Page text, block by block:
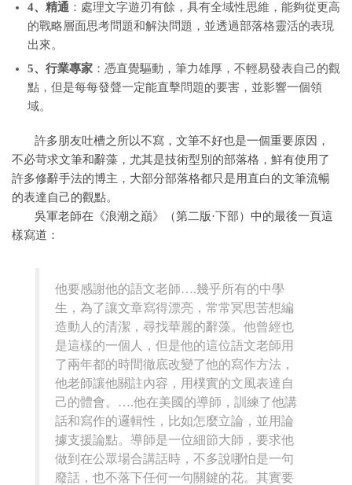
4、精通 ：處理文字遊刃有餘，具有全域性思維，能夠從更高
的戰略層面思考問題和解決問題，並透過部落格靈活的表現
出來。
5、行業專家 ：憑直覺驅動，筆力雄厚，不輕易發表自己的觀
點，但是每每發聲一定能直擊問題的要害，並影響一個領
域。
許多朋友吐槽之所以不寫，文筆不好也是一個重要原因，
不必苛求文筆和辭藻，尤其是技術型別的部落格，鮮有使用了
許多修辭手法的博主，大部分部落格都只是用直白的文筆流暢
的表達自己的觀點。
吳軍老師在《浪潮之巔》（第二版·下部）中的最後一頁這
樣寫道：
他要感謝他的語文老師….幾乎所有的中學
生，為了讓文章寫得漂亮，常常冥思苦想編
造動人的清潔，尋找華麗的辭藻。他曾經也
是這樣的一個人，但是他的這位語文老師用
了兩年都的時間徹底改變了他的寫作方法，
他老師讓他關註內容，用樸實的文風表達自
己的體會。….他在美國的導師，訓練了他講
話和寫作的邏輯性，比如怎麼立論，並用論
據支援論點。導師是一位細節大師，要求他
做到在公眾場合講話時，不多說哪怕是一句
廢話，也不落下任何一句關鍵的花。其實要